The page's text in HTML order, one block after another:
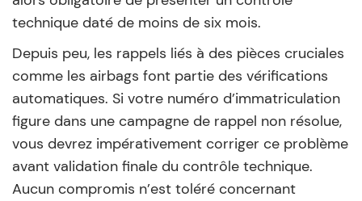
technique daté de moins de six mois.
Depuis peu, les rappels liés à des pièces cruciales
comme les airbags font partie des vérifications
automatiques. Si votre numéro d’immatriculation
figure dans une campagne de rappel non résolue,
vous devrez impérativement corriger ce problème
avant validation finale du contrôle technique.
Aucun compromis n’est toléré concernant